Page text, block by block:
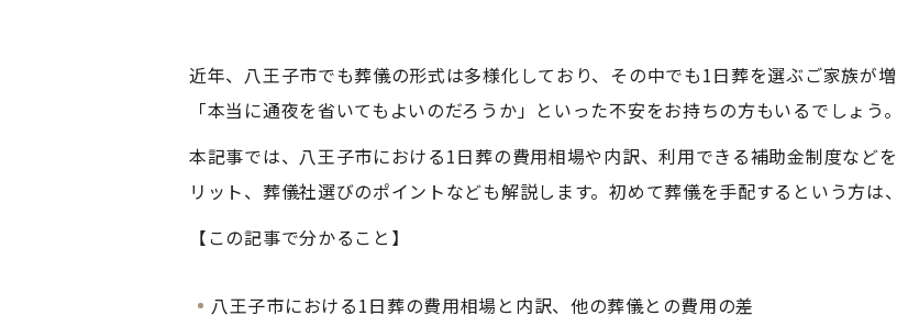
近年、八王子市でも葬儀の形式は多様化しており、その中でも1日葬を選ぶご家族が
「本当に通夜を省いてもよいのだろうか」といった不安をお持ちの方もいるでしょう。
本記事では、八王子市における1日葬の費用相場や内訳、利用できる補助金制度など
リット、葬儀社選びのポイントなども解説します。初めて葬儀を手配するという方は
【この記事で分かること】
八王子市における1日葬の費用相場と内訳、他の葬儀との費用の差